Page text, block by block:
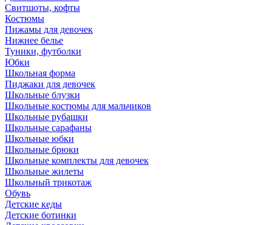
Свитшоты, кофты
Костюмы
Пижамы для девочек
Нижнее белье
Туники, футболки
Юбки
Школьная форма
Пиджаки для девочек
Школьные блузки
Школьные костюмы для мальчиков
Школьные рубашки
Школьные сарафаны
Школьные юбки
Школьные брюки
Школьные комплекты для девочек
Школьные жилеты
Школьный трикотаж
Обувь
Детские кеды
Детские ботинки